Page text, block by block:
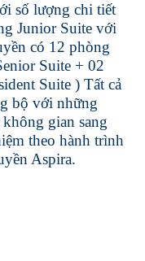
số lượng chi tiết
Junior Suite với
có 12 phòng
Suite + 02
Suite ) Tất cả
bộ với những
gian sang
theo hành trình
Aspira.